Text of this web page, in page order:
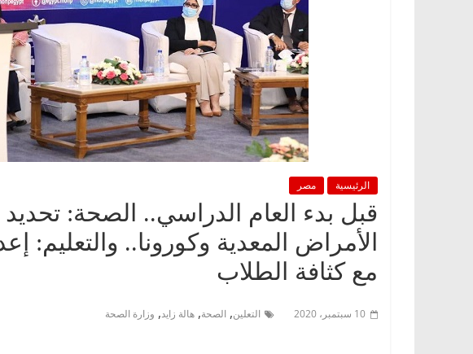
الرئيسية مصر
الأمراض المعدية وكورونا.. والتعليم:
مع كثافة الطلاب
10 سبتمبر، 2020 التعلين, الصحة, هالة زايد, وزارة الصحة